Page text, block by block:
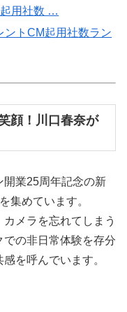
用社数 …
ントCM起用社数ラン
顔！川口春奈が
開業25周年記念の新
集めています。
メラを忘れてしまう
の非日常体験を存分
を呼んでいます。